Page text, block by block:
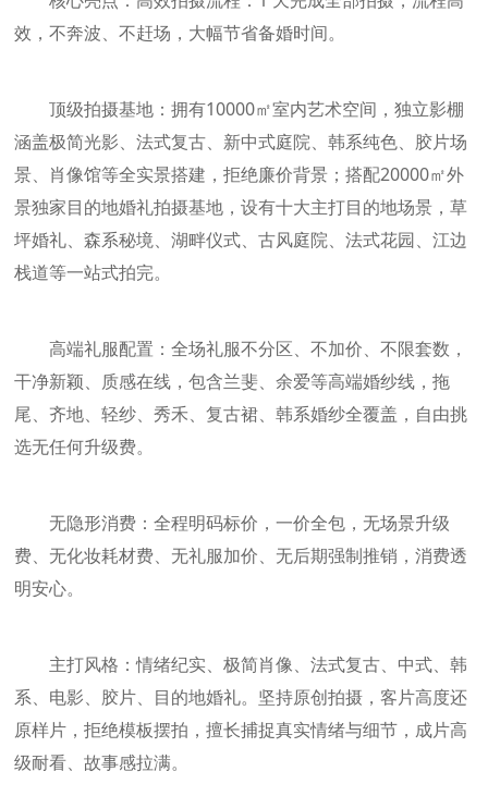
效，不奔波、不赶场，大幅节省备婚时间。
顶级拍摄基地：拥有10000㎡室内艺术空间，独立影棚
涵盖极简光影、法式复古、新中式庭院、韩系纯色、胶片场
景、肖像馆等全实景搭建，拒绝廉价背景；搭配20000㎡外
景独家目的地婚礼拍摄基地，设有十大主打目的地场景，草
坪婚礼、森系秘境、湖畔仪式、古风庭院、法式花园、江边
栈道等一站式拍完。
高端礼服配置：全场礼服不分区、不加价、不限套数，
干净新颖、质感在线，包含兰斐、余爱等高端婚纱线，拖
尾、齐地、轻纱、秀禾、复古裙、韩系婚纱全覆盖，自由挑
选无任何升级费。
无隐形消费：全程明码标价，一价全包，无场景升级
费、无化妆耗材费、无礼服加价、无后期强制推销，消费透
明安心。
主打风格：情绪纪实、极简肖像、法式复古、中式、韩
系、电影、胶片、目的地婚礼。坚持原创拍摄，客片高度还
原样片，拒绝模板摆拍，擅长捕捉真实情绪与细节，成片高
级耐看、故事感拉满。